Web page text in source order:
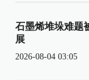
石墨烯堆垛难题
展
2026-08-04 03:05